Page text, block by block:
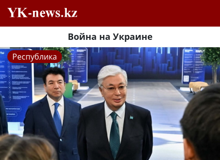
Война на Украине
Республика